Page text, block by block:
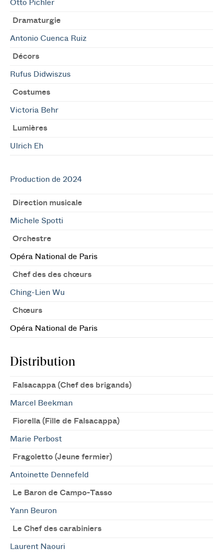
Otto Pichler
Dramaturgie
Antonio Cuenca Ruiz
Décors
Rufus Didwiszus
Costumes
Victoria Behr
Lumières
Ulrich Eh
Production de 2024
Direction musicale
Michele Spotti
Orchestre
Opéra National de Paris
Chef des des chœurs
Ching-Lien Wu
Chœurs
Opéra National de Paris
Distribution
Falsacappa (Chef des brigands)
Marcel Beekman
Fiorella (Fille de Falsacappa)
Marie Perbost
Fragoletto (Jeune fermier)
Antoinette Dennefeld
Le Baron de Campo-Tasso
Yann Beuron
Le Chef des carabiniers
Laurent Naouri